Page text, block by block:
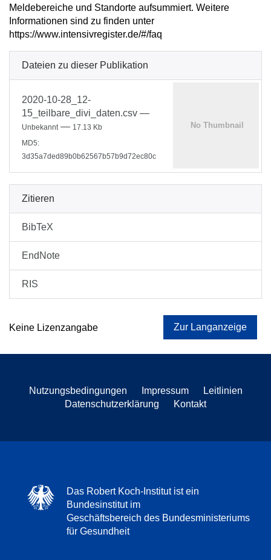
Meldebereiche und Standorte aufsummiert. Weitere
Informationen sind zu finden unter
https://www.intensivregister.de/#/faq
Dateien zu dieser Publikation
2020-10-28_12-
15_teilbare_divi_daten.csv —
Unbekannt — 17.13 Kb
MD5:
3d35a7ded89b0b62567b57b9d72ec80c
Zitieren
BibTeX
EndNote
RIS
Keine Lizenzangabe Zur Langanzeige
Nutzungsbedingungen Impressum
Leitlinien
Datenschutzerklärung
Kontakt
Das Robert Koch-Institut ist ein
Bundesinstitut im
Geschäftsbereich des Bundesministeriums
für Gesundheit